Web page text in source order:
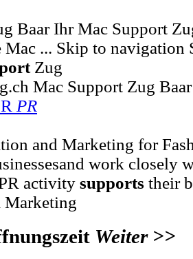
Baar Ihr Mac Support
Mac ... Skip to navigation
Zug
Mac Support Zug
PR
and Marketing for
work closely
activity supports their
Marketing
Weiter >>